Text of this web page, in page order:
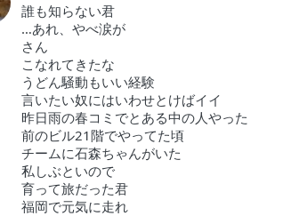
誰も知らない君
…あれ、やべ涙が
さん
こなれてきたな
うどん騒動もいい経験
言いたい奴にはいわせとけばイイ
昨日雨の春コミでとある中の人やった
前のビル21階でやってた頃
チームに石森ちゃんがいた
私しぶといので
育って旅だった君
福岡で元気に走れ